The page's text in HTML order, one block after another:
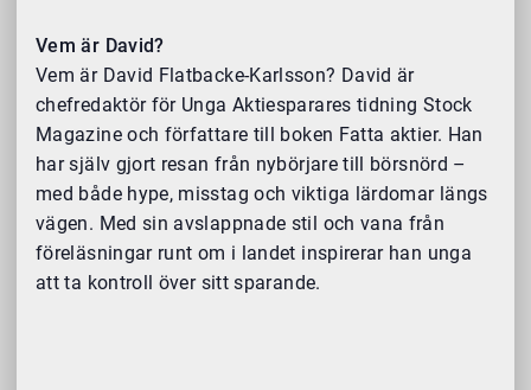
Vem är David?
Vem är David Flatbacke-Karlsson? David är
chefredaktör för Unga Aktiesparares tidning Stock
Magazine och författare till boken Fatta aktier. Han
har själv gjort resan från nybörjare till börsnörd –
med både hype, misstag och viktiga lärdomar längs
vägen. Med sin avslappnade stil och vana från
föreläsningar runt om i landet inspirerar han unga
att ta kontroll över sitt sparande.